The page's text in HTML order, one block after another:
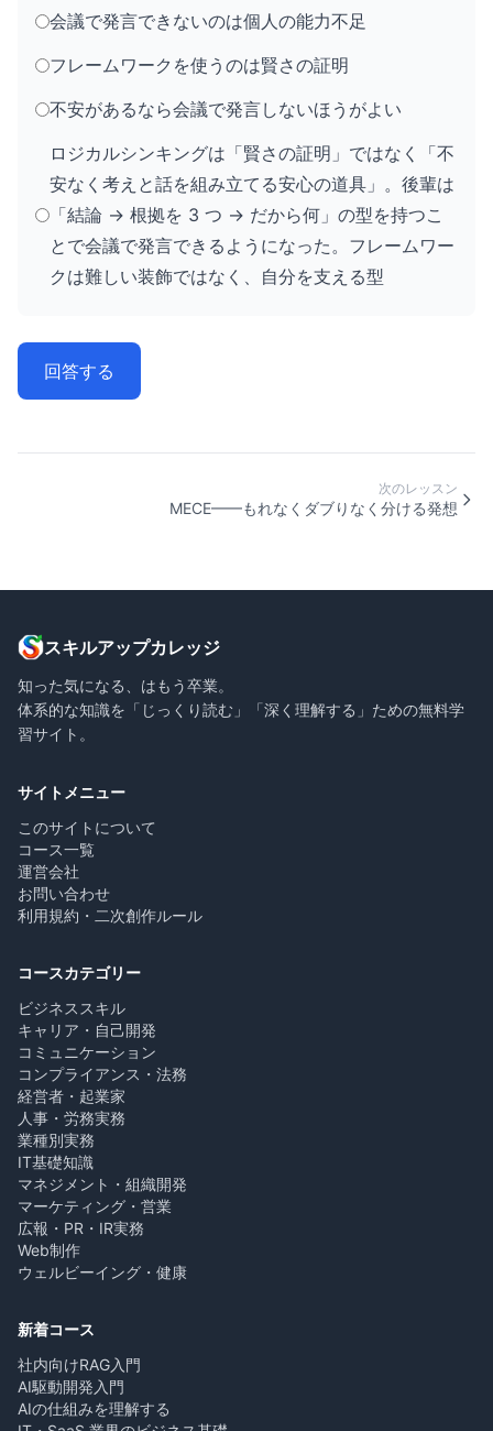
会議で発言できないのは個人の能力不足
フレームワークを使うのは賢さの証明
不安があるなら会議で発言しないほうがよい
ロジカルシンキングは「賢さの証明」ではなく「不
安なく考えと話を組み立てる安心の道具」。後輩は
「結論 → 根拠を 3 つ → だから何」の型を持つこ
とで会議で発言できるようになった。フレームワー
クは難しい装飾ではなく、自分を支える型
回答する
次のレッスン
MECE——もれなくダブりなく分ける発想
スキルアップカレッジ
知った気になる、はもう卒業。
体系的な知識を「じっくり読む」「深く理解する」ための無料学
習サイト。
サイトメニュー
このサイトについて
コース一覧
運営会社
お問い合わせ
利用規約・二次創作ルール
コースカテゴリー
ビジネススキル
キャリア・自己開発
コミュニケーション
コンプライアンス・法務
経営者・起業家
人事・労務実務
業種別実務
IT基礎知識
マネジメント・組織開発
マーケティング・営業
広報・PR・IR実務
Web制作
ウェルビーイング・健康
新着コース
社内向けRAG入門
AI駆動開発入門
AIの仕組みを理解する